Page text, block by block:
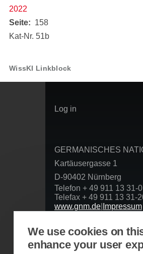
2022
Seite
158
Kat-Nr. 51b
WissKI Linkblock
User
account
Log in
GERMANISCHES
Kartäusergasse 1
D-90402 Nürnberg
Telefon + 49 911 13 31-0
Telefax + 49 911 13 31-
www.gnm.de Impressum
Folgen Sie uns
We use cookies on
enhance your user